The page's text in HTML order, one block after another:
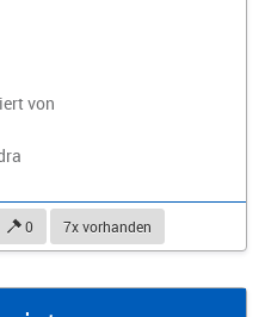
von
0 7x vorhanden